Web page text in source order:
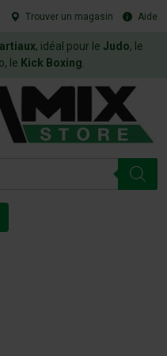
Trouver un magasin Aide
, idéal pour le Judo, le
le Kick Boxing